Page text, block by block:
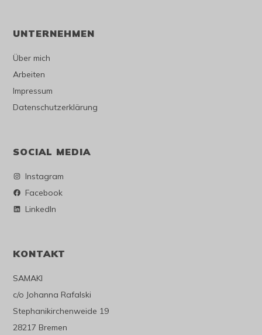
UNTERNEHMEN
Über mich
Arbeiten
Impressum
Datenschutzerklärung
SOCIAL MEDIA
Instagram
Facebook
LinkedIn
KONTAKT
SAMAKI
c/o Johanna Rafalski
Stephanikirchenweide 19
28217 Bremen